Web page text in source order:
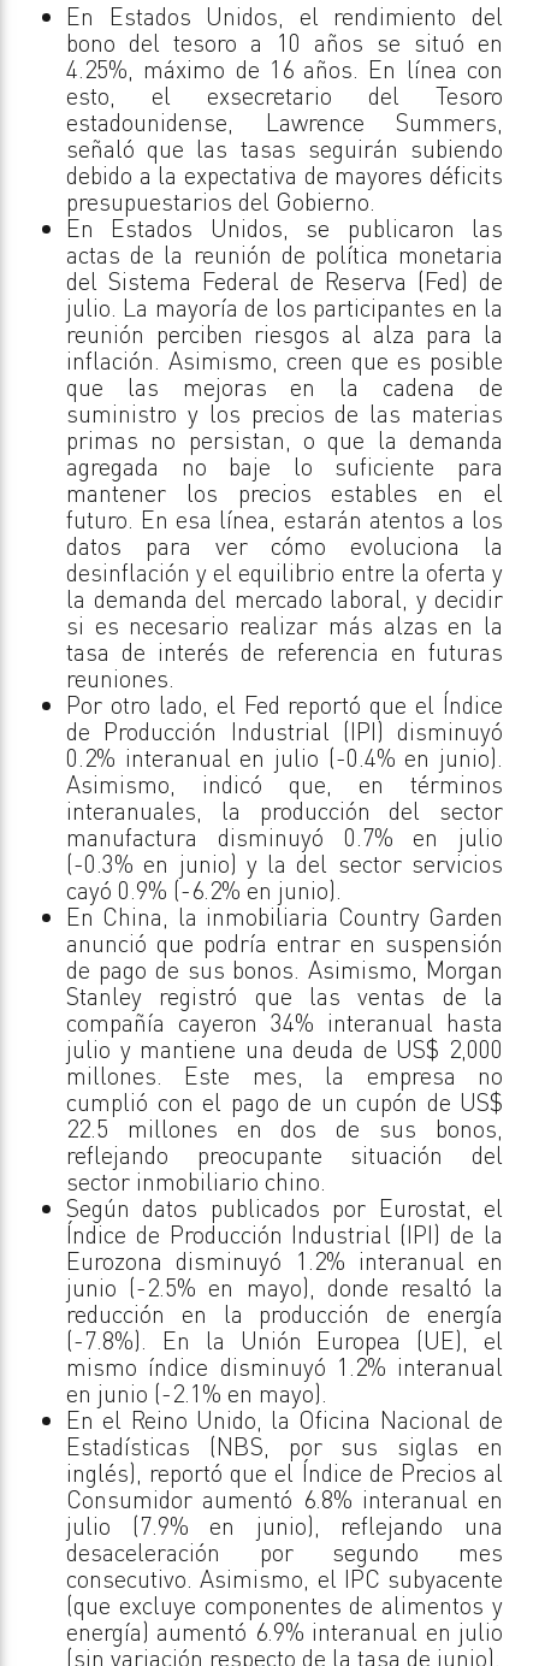
En Estados Unidos, el rendimiento del
bono del tesoro a 10 años se situó en
4.25%, máximo de 16 años. En línea con
esto, el exsecretario del Tesoro
estadounidense, Lawrence Summers,
señaló que las tasas seguirán subiendo
debido a la expectativa de mayores déficits
presupuestarios del Gobierno.
En Estados Unidos, se publicaron las
actas de la reunión de política monetaria
del Sistema Federal de Reserva (Fed) de
julio. La mayoría de los participantes en la
reunión perciben riesgos al alza para la
inflación. Asimismo, creen que es posible
que las mejoras en la cadena de
suministro y los precios de las materias
primas no persistan, o que la demanda
agregada no baje lo suficiente para
mantener los precios estables en el
futuro. En esa línea, estarán atentos a los
datos para ver cómo evoluciona la
desinflación y el equilibrio entre la oferta y
la demanda del mercado laboral, y decidir
si es necesario realizar más alzas en la
tasa de interés de referencia en futuras
reuniones.
Por otro lado, el Fed reportó que el Índice
de Producción Industrial (IPI) disminuyó
0.2% interanual en julio (-0.4% en junio).
Asimismo, indicó que, en términos
interanuales, la producción del sector
manufactura disminuyó 0.7% en julio
(-0.3% en junio) y la del sector servicios
cayó 0.9% (-6.2% en junio).
En China, la inmobiliaria Country Garden
anunció que podría entrar en suspensión
de pago de sus bonos. Asimismo, Morgan
Stanley registró que las ventas de la
compañía cayeron 34% interanual hasta
julio y mantiene una deuda de US$ 2,000
millones. Este mes, la empresa no
cumplió con el pago de un cupón de US$
22.5 millones en dos de sus bonos,
reflejando preocupante situación del
sector inmobiliario chino.
Según datos publicados por Eurostat, el
Índice de Producción Industrial (IPI) de la
Eurozona disminuyó 1.2% interanual en
junio (-2.5% en mayo), donde resaltó la
reducción en la producción de energía
(-7.8%). En la Unión Europea (UE), el
mismo índice disminuyó 1.2% interanual
en junio (-2.1% en mayo).
En el Reino Unido, la Oficina Nacional de
Estadísticas (NBS, por sus siglas en
inglés), reportó que el Índice de Precios al
Consumidor aumentó 6.8% interanual en
julio (7.9% en junio), reflejando una
desaceleración por segundo mes
consecutivo. Asimismo, el IPC subyacente
(que excluye componentes de alimentos y
energía) aumentó 6.9% interanual en julio
(sin variación respecto de la tasa de junio).